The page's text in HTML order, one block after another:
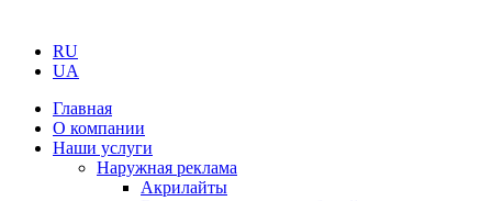
RU
UA
Главная
О компании
Наши услуги
Наружная реклама
Акрилайты